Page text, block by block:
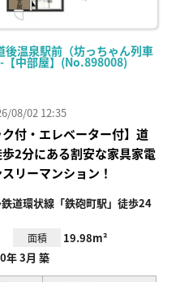
後温泉駅前（坊っちゃん列車
【中部屋】(No.898008)
08/02 12:35
ク付・エレベーター付】道
2分にある割安な家具家電
リーマンション！
道環状線「鉄砲町駅」徒歩24
面積 19.98m²
年 3月 築